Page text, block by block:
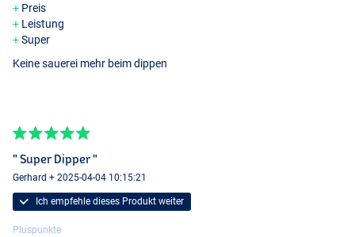
Preis
Leistung
Super
Keine sauerei mehr beim dippen
" Super Dipper "
Gerhard + 2025-04-04 10:15:21
Ich empfehle dieses Produkt weiter
Pluspunkte